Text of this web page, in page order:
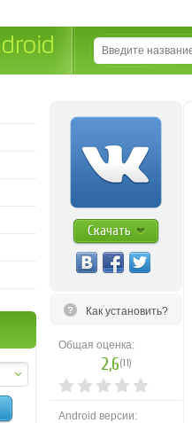
Скачать
Как установить?
Общая оценка:
2,6(11)
Android версии: